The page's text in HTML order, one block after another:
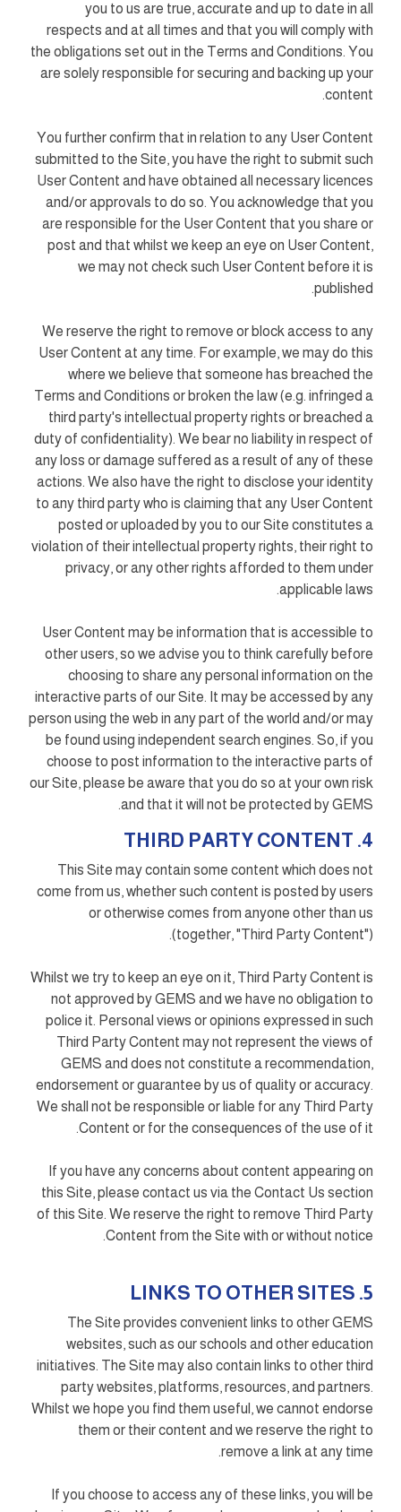
you to us are true, accurate and up to date in all
respects and at all times and that you will comply with
the obligations set out in the Terms and Conditions. You
are solely responsible for securing and backing up your
content.
You further confirm that in relation to any User Content
submitted to the Site, you have the right to submit such
User Content and have obtained all necessary licences
and/or approvals to do so. You acknowledge that you
are responsible for the User Content that you share or
post and that whilst we keep an eye on User Content,
we may not check such User Content before it is
published.
We reserve the right to remove or block access to any
User Content at any time. For example, we may do this
where we believe that someone has breached the
Terms and Conditions or broken the law (e.g. infringed a
third party's intellectual property rights or breached a
duty of confidentiality). We bear no liability in respect of
any loss or damage suffered as a result of any of these
actions. We also have the right to disclose your identity
to any third party who is claiming that any User Content
posted or uploaded by you to our Site constitutes a
violation of their intellectual property rights, their right to
privacy, or any other rights afforded to them under
applicable laws.
User Content may be information that is accessible to
other users, so we advise you to think carefully before
choosing to share any personal information on the
interactive parts of our Site. It may be accessed by any
person using the web in any part of the world and/or may
be found using independent search engines. So, if you
choose to post information to the interactive parts of
our Site, please be aware that you do so at your own risk
and that it will not be protected by GEMS.
4. THIRD PARTY CONTENT
This Site may contain some content which does not
come from us, whether such content is posted by users
or otherwise comes from anyone other than us
(together, "Third Party Content").
Whilst we try to keep an eye on it, Third Party Content is
not approved by GEMS and we have no obligation to
police it. Personal views or opinions expressed in such
Third Party Content may not represent the views of
GEMS and does not constitute a recommendation,
endorsement or guarantee by us of quality or accuracy.
We shall not be responsible or liable for any Third Party
Content or for the consequences of the use of it.
If you have any concerns about content appearing on
this Site, please contact us via the Contact Us section
of this Site. We reserve the right to remove Third Party
Content from the Site with or without notice.
5. LINKS TO OTHER SITES
The Site provides convenient links to other GEMS
websites, such as our schools and other education
initiatives. The Site may also contain links to other third
party websites, platforms, resources, and partners.
Whilst we hope you find them useful, we cannot endorse
them or their content and we reserve the right to
remove a link at any time.
If you choose to access any of these links, you will be